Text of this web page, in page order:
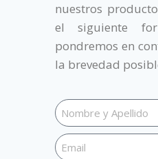
nuestros
el siguiente
pondremos en
la brevedad